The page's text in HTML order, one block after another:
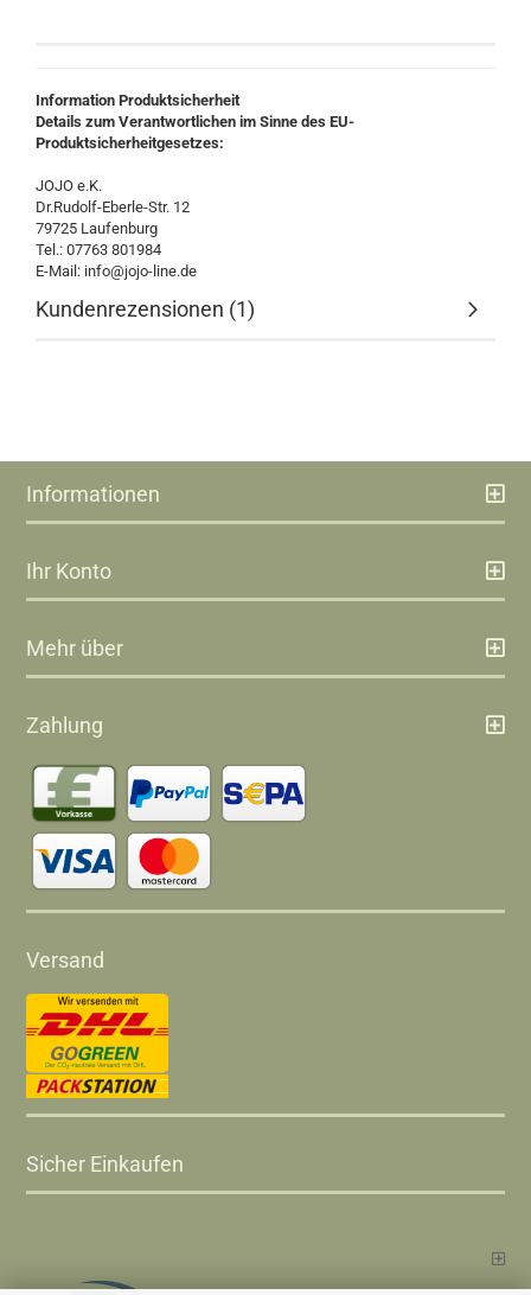
Information Produktsicherheit
Details zum Verantwortlichen im Sinne des EU-
Produktsicherheitgesetzes:
JOJO e.K.
Dr.Rudolf-Eberle-Str. 12
79725 Laufenburg
Tel.: 07763 801984
E-Mail: info@jojo-line.de
Kundenrezensionen (1)
Informationen
Ihr Konto
Mehr über
Zahlung
Versand
Sicher Einkaufen